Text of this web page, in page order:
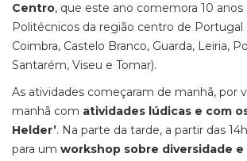
Centro, que este ano comemora 10
Politécnicos da região centro de Portugal
Coimbra, Castelo Branco, Guarda, Leiria,
Santarém, Viseu e Tomar).
As atividades começaram de manhã, por
manhã com atividades lúdicas e com
Helder’. Na parte da tarde, a partir das
para um workshop sobre diversidade e